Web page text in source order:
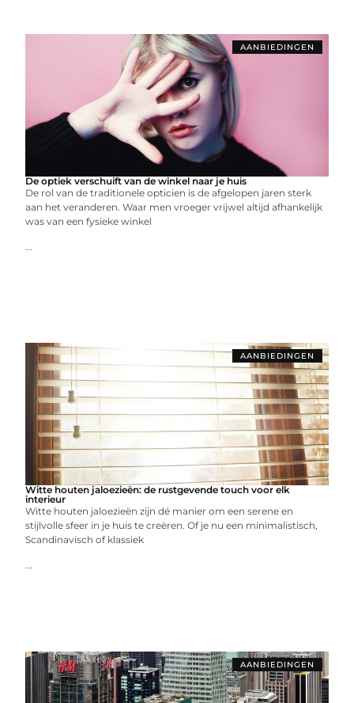
AANBIEDINGEN
De optiek verschuift van de winkel naar je huis
De rol van de traditionele opticien is de afgelopen jaren sterk
aan het veranderen. Waar men vroeger vrijwel altijd afhankelijk
was van een fysieke winkel
...
AANBIEDINGEN
Witte houten jaloezieën: de rustgevende touch voor elk
interieur
Witte houten jaloezieën zijn dé manier om een serene en
stijlvolle sfeer in je huis te creëren. Of je nu een minimalistisch,
Scandinavisch of klassiek
...
AANBIEDINGEN